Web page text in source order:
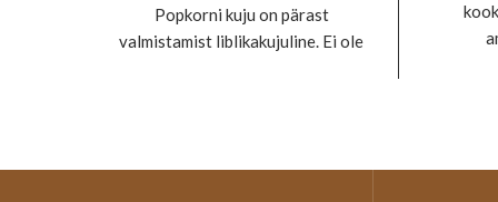
2.90€
through
Popkorni kuju on pärast
valmistamist liblikakujuline. Ei ole
pinnaga. Seda iseloomustab